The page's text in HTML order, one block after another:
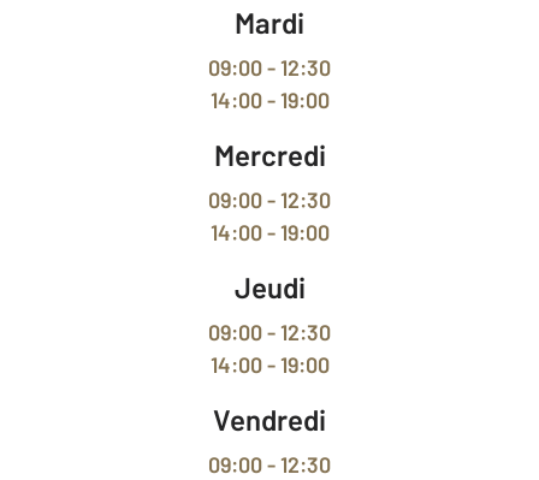
Mardi
09:00 - 12:30
14:00 - 19:00
Mercredi
09:00 - 12:30
14:00 - 19:00
Jeudi
09:00 - 12:30
14:00 - 19:00
Vendredi
09:00 - 12:30